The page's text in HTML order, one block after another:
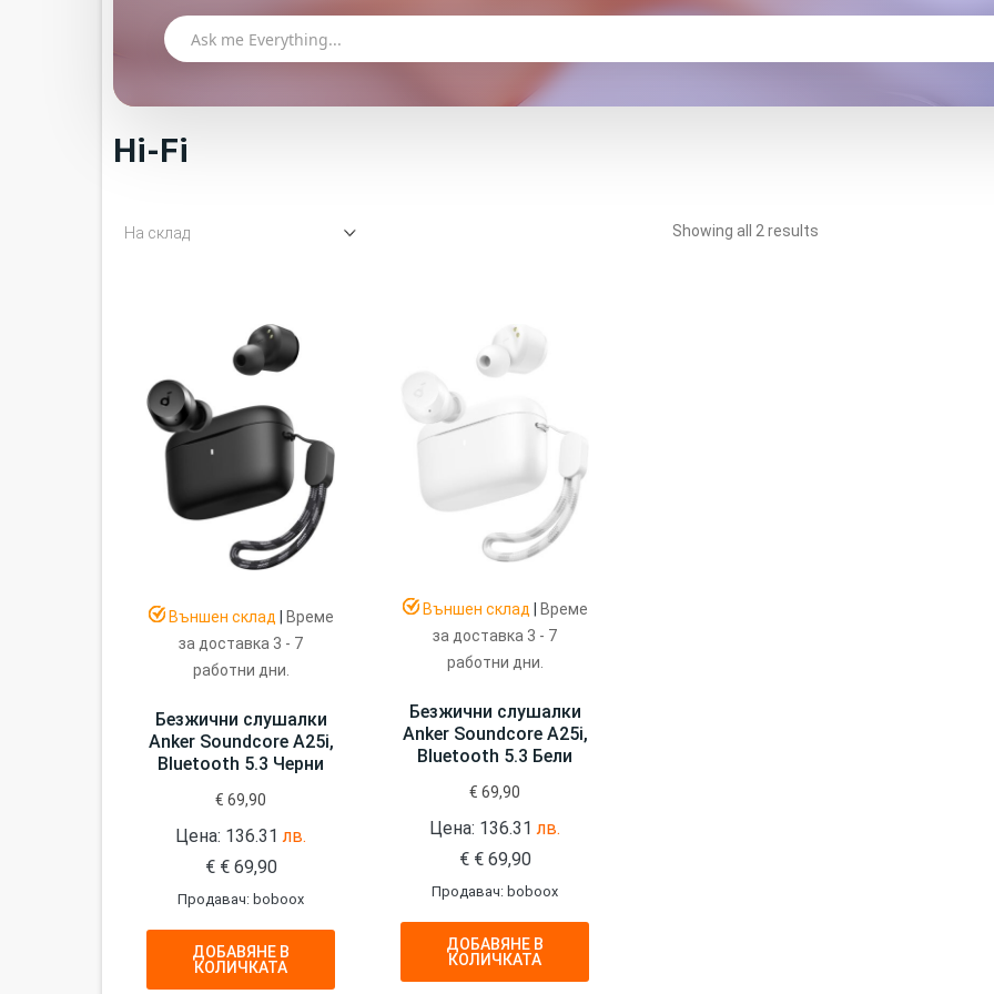
Hi-Fi
Showing all 2 results
Външен склад
Време
за доставка 3 - 7
работни дни.
Безжични слушалки
Anker Soundcore A25i,
Bluetooth 5.3 Черни
€ 69,90
Цена: 136.31 лв.
€ €69,90
Продавач: boboox
ДОБАВЯНЕ В
КОЛИЧКАТА
Външен склад
Време
за доставка 3 - 7
работни дни.
Безжични слушалки
Anker Soundcore A25i,
Bluetooth 5.3 Бели
€ 69,90
Цена: 136.31лв.
€ €69,90
Продавач: boboox
ДОБАВЯНЕ В
КОЛИЧКАТА